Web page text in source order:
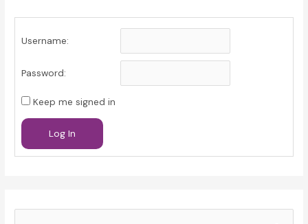
Username:
Password:
Keep me signed in
Log In